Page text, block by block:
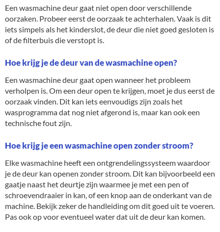
Een wasmachine deur gaat niet open door verschillende
oorzaken. Probeer eerst de oorzaak te achterhalen. Vaak is dit
iets simpels als het kinderslot, de deur die niet goed gesloten is
of de filterbuis die verstopt is.
Hoe krijg je de deur van de wasmachine open?
Een wasmachine deur gaat open wanneer het probleem
verholpen is. Om een deur open te krijgen, moet je dus eerst de
oorzaak vinden. Dit kan iets eenvoudigs zijn zoals het
wasprogramma dat nog niet afgerond is, maar kan ook een
technische fout zijn.
Hoe krijg je een wasmachine open zonder stroom?
Elke wasmachine heeft een ontgrendelingssysteem waardoor
je de deur kan openen zonder stroom. Dit kan bijvoorbeeld een
gaatje naast het deurtje zijn waarmee je met een pen of
schroevendraaier in kan, of een knop aan de onderkant van de
machine. Bekijk zeker de handleiding om dit goed uit te voeren.
Pas ook op voor eventueel water dat uit de deur kan komen.